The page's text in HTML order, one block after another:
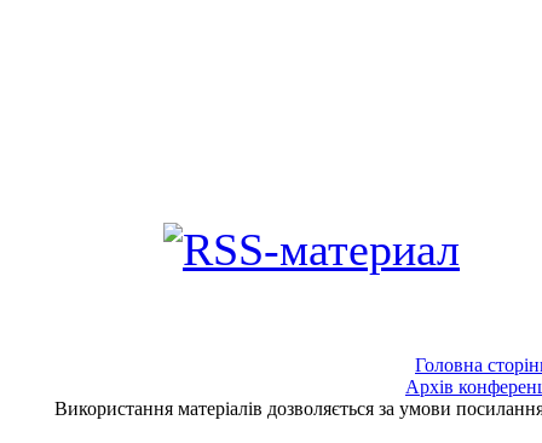
Головна
Архів
Використання матеріалів дозволяється за умови